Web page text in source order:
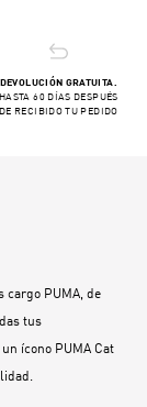
DEVOLUCIÓN GRATUITA.
HASTA 60 DÍAS DESPUÉS
DE RECIBIDO TU PEDIDO
cargo PUMA, de
tus
ícono PUMA Cat